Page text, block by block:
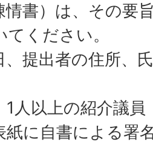
情書）は、その要
ください。
、提出者の住所、
1人以上の紹介議
紙に自書による署